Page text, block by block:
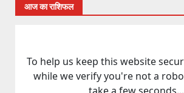
आज का राशिफल